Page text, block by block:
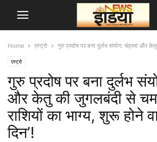
Home एस्ट्रो गुरु प्रदोष पर बना दुर्लभ संयोग: चंद्रमा और
एस्ट्रो
गुरु प्रदोष पर बना दुर्लभ
और केतु की जुगलबंदी से
राशियों का भाग्य, शुरू होने
दिन’!